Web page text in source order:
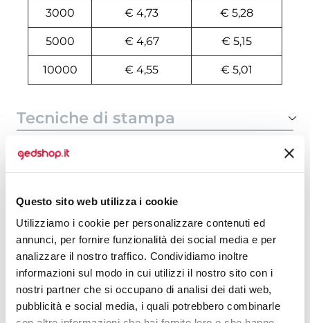
Questo sito web utilizza i cookie
Utilizziamo i cookie per personalizzare contenuti ed
annunci, per fornire funzionalità dei social media e per
analizzare il nostro traffico. Condividiamo inoltre
informazioni sul modo in cui utilizzi il nostro sito con i
nostri partner che si occupano di analisi dei dati web,
pubblicità e social media, i quali potrebbero combinarle
3000 € 4,73 € 5,28
5000 € 4,67 € 5,15
10000 € 4,55 € 5,01
Tecniche di stampa
Area di personalizzazione
Prodotti alternativi